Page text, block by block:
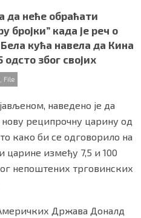
да неће обраћати
бројки” када је реч о
кућа навела да Кина
због својих
File
наведено је да
реципрочну царину од
како би се одговорило на
царине између 7,5 и 100
непоштених трговинских
Држава Доналд